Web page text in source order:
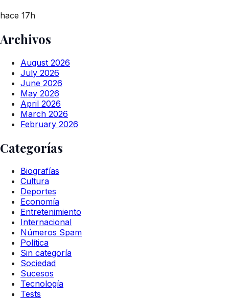
hace 17h
Archivos
August 2026
July 2026
June 2026
May 2026
April 2026
March 2026
February 2026
Categorías
Biografías
Cultura
Deportes
Economía
Entretenimiento
Internacional
Números Spam
Política
Sin categoría
Sociedad
Sucesos
Tecnología
Tests